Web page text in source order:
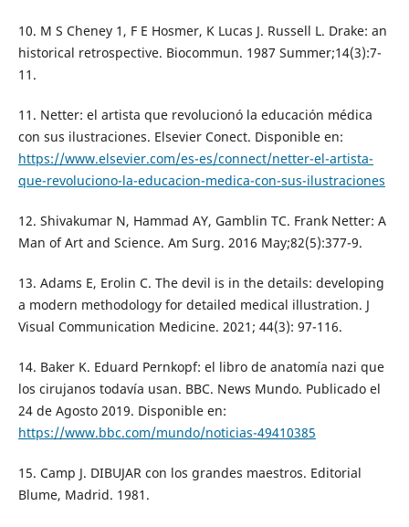
10. M S Cheney 1, F E Hosmer, K Lucas J. Russell L. Drake: an
historical retrospective. Biocommun. 1987 Summer;14(3):7-
11.
11. Netter: el artista que revolucionó la educación médica
con sus ilustraciones. Elsevier Conect. Disponible en:
https://www.elsevier.com/es-es/connect/netter-el-artista-
que-revoluciono-la-educacion-medica-con-sus-ilustraciones
12. Shivakumar N, Hammad AY, Gamblin TC. Frank Netter: A
Man of Art and Science. Am Surg. 2016 May;82(5):377-9.
13. Adams E, Erolin C. The devil is in the details: developing
a modern methodology for detailed medical illustration. J
Visual Communication Medicine. 2021; 44(3): 97-116.
14. Baker K. Eduard Pernkopf: el libro de anatomía nazi que
los cirujanos todavía usan. BBC. News Mundo. Publicado el
24 de Agosto 2019. Disponible en:
https://www.bbc.com/mundo/noticias-49410385
15. Camp J. DIBUJAR con los grandes maestros. Editorial
Blume, Madrid. 1981.